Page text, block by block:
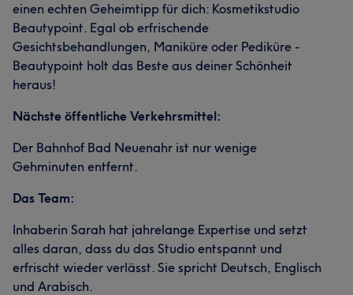
einen echten Geheimtipp für dich: Kosmetikstudio
Beautypoint. Egal ob erfrischende
Gesichtsbehandlungen, Maniküre oder Pediküre -
Beautypoint holt das Beste aus deiner Schönheit
heraus!
Nächste öffentliche Verkehrsmittel:
Der Bahnhof Bad Neuenahr ist nur wenige
Gehminuten entfernt.
Das Team:
Inhaberin Sarah hat jahrelange Expertise und setzt
alles daran, dass du das Studio entspannt und
erfrischt wieder verlässt. Sie spricht Deutsch, Englisch
und Arabisch.